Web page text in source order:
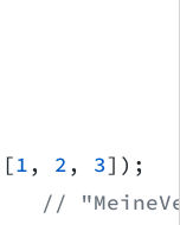
[1, 2, 3]);
//